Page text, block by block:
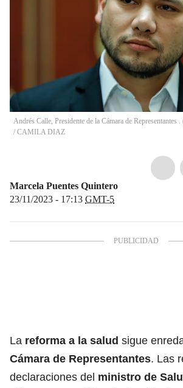
Andrés Calle, Presidente de la Cámara de Representantes
/ CAMILA DIAZ
Marcela Puentes Quintero
23/11/2023 - 17:13 GMT-5
La reforma a la salud sigue
Cámara de Representantes. Las
declaraciones del ministro de